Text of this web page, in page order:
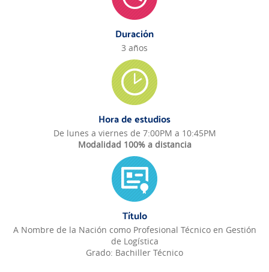
Duración
3 años
Hora de estudios
De lunes a viernes de 7:00PM a 10:45PM
Modalidad 100% a distancia
Título
A Nombre de la Nación como Profesional Técnico en Gestión
de Logística
Grado: Bachiller Técnico